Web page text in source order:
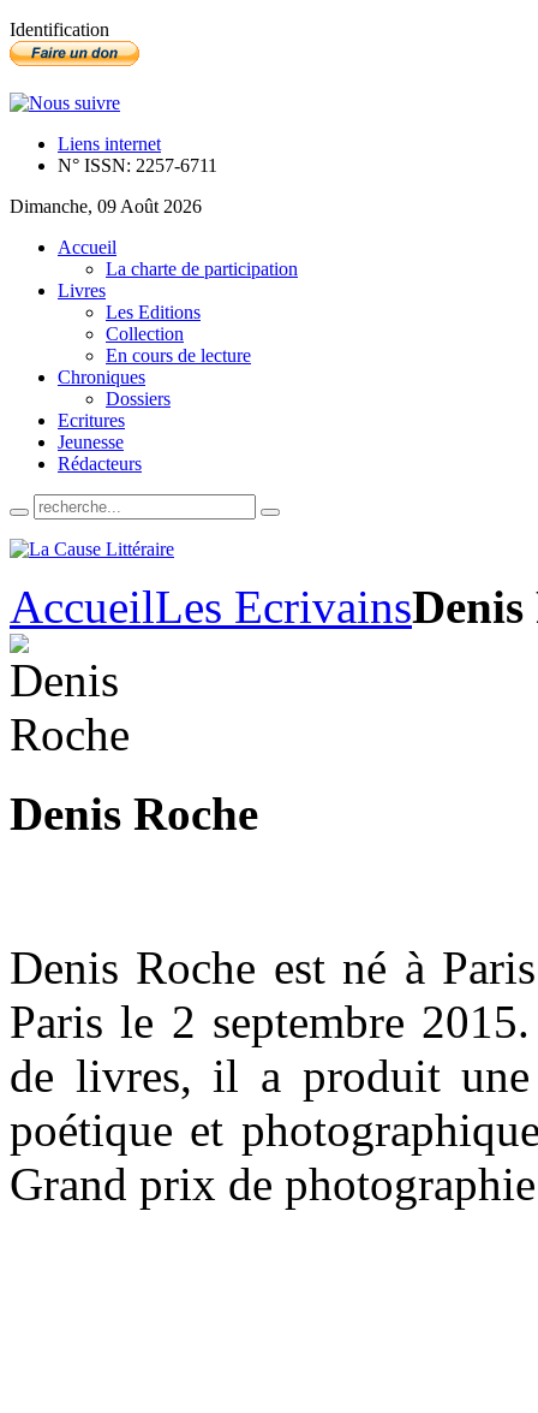
Identification
Liens internet
N° ISSN: 2257-6711
Dimanche, 09 Août 2026
Accueil
La charte de participation
Livres
Les Editions
Collection
En cours de lecture
Chroniques
Dossiers
Ecritures
Jeunesse
Rédacteurs
AccueilLes EcrivainsDenis
Denis Roche
Denis Roche est né à
Paris le 2 septembre
de livres, il a produit
poétique et
Grand prix de